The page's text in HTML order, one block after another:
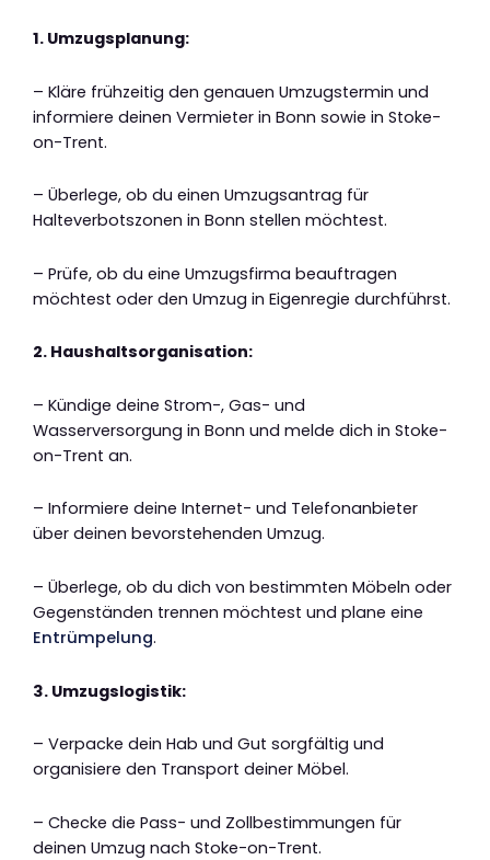
1. Umzugsplanung:
– Kläre frühzeitig den genauen Umzugstermin und
informiere deinen Vermieter in Bonn sowie in Stoke-
on-Trent.
– Überlege, ob du einen Umzugsantrag für
Halteverbotszonen in Bonn stellen möchtest.
– Prüfe, ob du eine Umzugsfirma beauftragen
möchtest oder den Umzug in Eigenregie durchführst.
2. Haushaltsorganisation:
– Kündige deine Strom-, Gas- und
Wasserversorgung in Bonn und melde dich in Stoke-
on-Trent an.
– Informiere deine Internet- und Telefonanbieter
über deinen bevorstehenden Umzug.
– Überlege, ob du dich von bestimmten Möbeln oder
Gegenständen trennen möchtest und plane eine
Entrümpelung.
3. Umzugslogistik:
– Verpacke dein Hab und Gut sorgfältig und
organisiere den Transport deiner Möbel.
– Checke die Pass- und Zollbestimmungen für
deinen Umzug nach Stoke-on-Trent.